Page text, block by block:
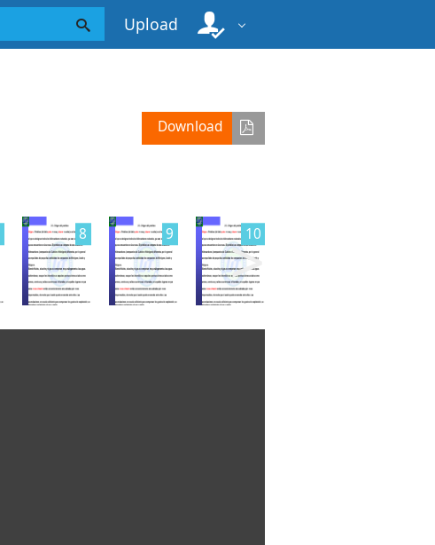
Upload
Download
8 9 10
>